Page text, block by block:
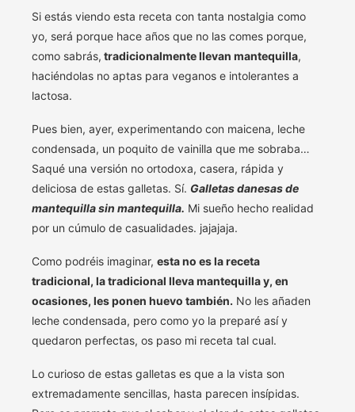
Si estás viendo esta receta con tanta nostalgia como
yo, será porque hace años que no las comes porque,
como sabrás, tradicionalmente llevan mantequilla,
haciéndolas no aptas para veganos e intolerantes a
lactosa.
Pues bien, ayer, experimentando con maicena, leche
condensada, un poquito de vainilla que me sobraba…
Saqué una versión no ortodoxa, casera, rápida y
deliciosa de estas galletas. Sí. Galletas danesas de
mantequilla sin mantequilla. Mi sueño hecho realidad
por un cúmulo de casualidades. jajajaja.
Como podréis imaginar, esta no es la receta
tradicional, la tradicional lleva mantequilla y, en
ocasiones, les ponen huevo también. No les añaden
leche condensada, pero como yo la preparé así y
quedaron perfectas, os paso mi receta tal cual.
Lo curioso de estas galletas es que a la vista son
extremadamente sencillas, hasta parecen insípidas.